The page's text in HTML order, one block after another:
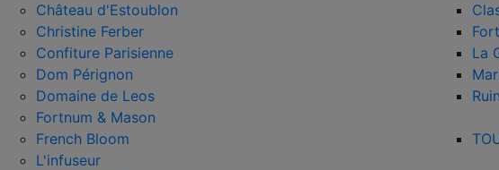
Château d'Estoublon
Christine Ferber
Confiture Parisienne
Dom Pérignon
Domaine de Leos
Fortnum & Mason
French Bloom
L'infuseur
La